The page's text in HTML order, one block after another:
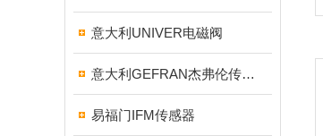
意大利UNIVER电磁阀
意大利GEFRAN杰弗伦传感器
易福门IFM传感器